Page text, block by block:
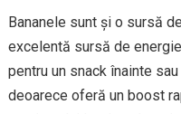
Bananele sunt și o sursă
excelentă sursă de
pentru un snack înainte
deoarece oferă un boost